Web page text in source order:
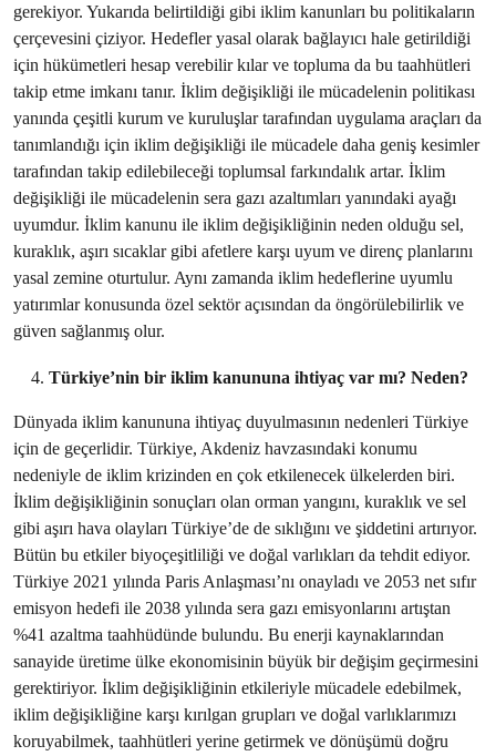
gerekiyor. Yukarıda belirtildiği gibi iklim kanunları bu politikaların
çerçevesini çiziyor. Hedefler yasal olarak bağlayıcı hale getirildiği
için hükümetleri hesap verebilir kılar ve topluma da bu taahhütleri
takip etme imkanı tanır. İklim değişikliği ile mücadelenin politikası
yanında çeşitli kurum ve kuruluşlar tarafından uygulama araçları da
tanımlandığı için iklim değişikliği ile mücadele daha geniş kesimler
tarafından takip edilebileceği toplumsal farkındalık artar. İklim
değişikliği ile mücadelenin sera gazı azaltımları yanındaki ayağı
uyumdur. İklim kanunu ile iklim değişikliğinin neden olduğu sel,
kuraklık, aşırı sıcaklar gibi afetlere karşı uyum ve direnç planlarını
yasal zemine oturtulur. Aynı zamanda iklim hedeflerine uyumlu
yatırımlar konusunda özel sektör açısından da öngörülebilirlik ve
güven sağlanmış olur.
Türkiye’nin bir iklim kanununa ihtiyaç var mı? Neden?
Dünyada iklim kanununa ihtiyaç duyulmasının nedenleri Türkiye
için de geçerlidir. Türkiye, Akdeniz havzasındaki konumu
nedeniyle de iklim krizinden en çok etkilenecek ülkelerden biri.
İklim değişikliğinin sonuçları olan orman yangını, kuraklık ve sel
gibi aşırı hava olayları Türkiye’de de sıklığını ve şiddetini artırıyor.
Bütün bu etkiler biyoçeşitliliği ve doğal varlıkları da tehdit ediyor.
Türkiye 2021 yılında Paris Anlaşması’nı onayladı ve 2053 net sıfır
emisyon hedefi ile 2038 yılında sera gazı emisyonlarını artıştan
%41 azaltma taahhüdünde bulundu. Bu enerji kaynaklarından
sanayide üretime ülke ekonomisinin büyük bir değişim geçirmesini
gerektiriyor. İklim değişikliğinin etkileriyle mücadele edebilmek,
iklim değişikliğine karşı kırılgan grupları ve doğal varlıklarımızı
koruyabilmek, taahhütleri yerine getirmek ve dönüşümü doğru